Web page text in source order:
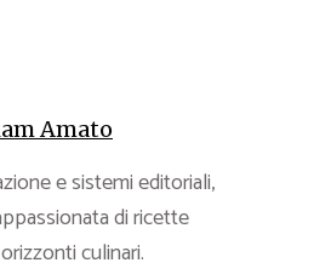
Amato
e sistemi editoriali,
di ricette
culinari.